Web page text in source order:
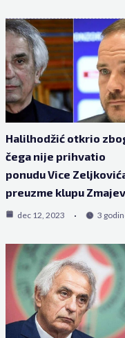
Halilhodžić otkrio
čega nije prihvatio
ponudu Vice
preuzme klupu
dec 12, 2023 3